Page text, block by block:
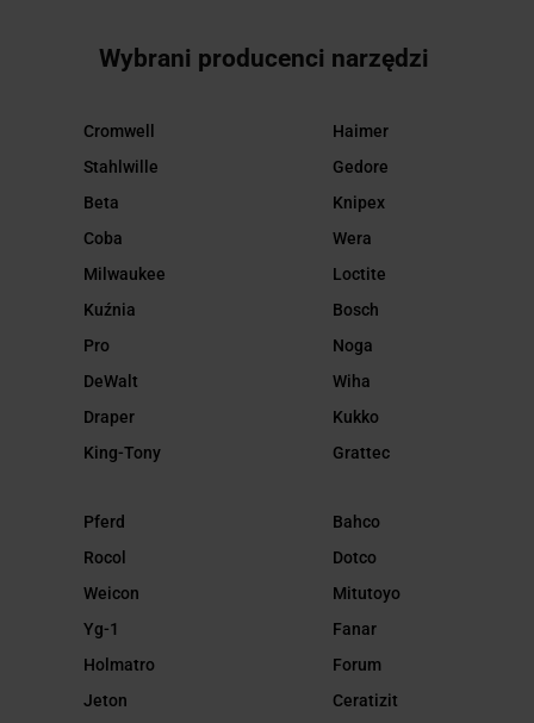
Wybrani producenci narzędzi
Cromwell
Stahlwille
Beta
Coba
Milwaukee
Kuźnia
Pro
DeWalt
Draper
King-Tony
Haimer
Gedore
Knipex
Wera
Loctite
Bosch
Noga
Wiha
Kukko
Grattec
Pferd
Rocol
Weicon
Yg-1
Holmatro
Jeton
Bahco
Dotco
Mitutoyo
Fanar
Forum
Ceratizit